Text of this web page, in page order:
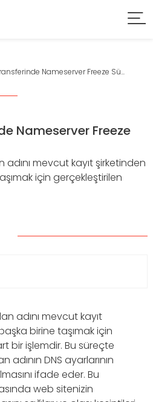
Nameserver Freeze Sü...
Nameserver Freeze
mevcut kayıt şirketinden
için gerçekleştirilen
adını mevcut kayıt
birine taşımak için
bir işlemdir. Bu süreçte
DNS ayarlarının
ifade eder. Bu
web sitenizin